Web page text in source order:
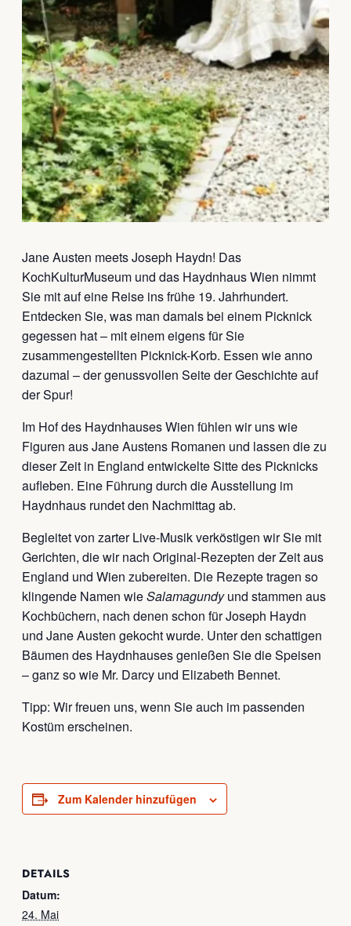
Jane Austen meets Joseph Haydn! Das
KochKulturMuseum und das Haydnhaus Wien nimmt
Sie mit auf eine Reise ins frühe 19. Jahrhundert.
Entdecken Sie, was man damals bei einem Picknick
gegessen hat – mit einem eigens für Sie
zusammengestellten Picknick-Korb. Essen wie anno
dazumal – der genussvollen Seite der Geschichte auf
der Spur!
Im Hof des Haydnhauses Wien fühlen wir uns wie
Figuren aus Jane Austens Romanen und lassen die zu
dieser Zeit in England entwickelte Sitte des Picknicks
aufleben. Eine Führung durch die Ausstellung im
Haydnhaus rundet den Nachmittag ab.
Begleitet von zarter Live-Musik verköstigen wir Sie mit
Gerichten, die wir nach Original-Rezepten der Zeit aus
England und Wien zubereiten. Die Rezepte tragen so
klingende Namen wieSalamagundyund stammen aus
Kochbüchern, nach denen schon für Joseph Haydn
und Jane Austen gekocht wurde. Unter den schattigen
Bäumen des Haydnhauses genießen Sie die Speisen
– ganz so wie Mr. Darcy und Elizabeth Bennet.
Tipp: Wir freuen uns, wenn Sie auch im passenden
Kostüm erscheinen.
Zum Kalender hinzufügen
DETAILS
Datum:
24. Mai